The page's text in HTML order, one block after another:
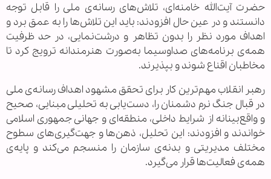
حضرت آیت‌الله خامنه‌ای، تلاش‌های رسانه‌ی ملی را قابل توجه
دانستند و در عین حال افزودند: باید این تلاش‌ها را به عمق برد و
اهداف مورد نظر را بدون تظاهر و درشت‌نمایی، در حد ظرفیت
همه‌ی برنامه‌های صداوسیما به‌صورت هنرمندانه ترویج کرد تا
مخاطبان اقناع شوند و بپذیرند.
رهبر انقلاب مهم‌ترین کار برای تحقق مشهود اهداف رسانه‌ی ملی
در قبال جنگ نرم دشمنان را، دست‌یابی به تحلیلی مبنایی، صحیح
و واقع‌بینانه از شرایط داخلی، منطقه‌ای و جهانی جمهوری اسلامی
خواندند و افزودند: این تحلیل، ذهن‌ها و جهت‌گیری‌های سطوح
مختلف مدیریتی و بدنه‌ی سازمان را منسجم می‌کند و پایه‌ی
همه‌ی فعالیت‌ها قرار می‌گیرد.